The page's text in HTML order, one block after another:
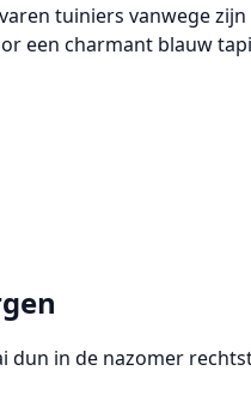
tuiniers vanwege
een charmant blauw
dun in de nazomer